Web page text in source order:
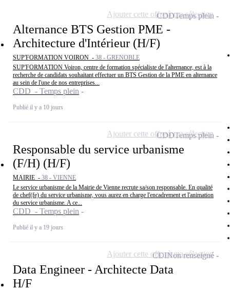
Alternance BTS Gestion PME -
Architecture d'Intérieur (H/F)
SUP'FORMATION VOIRON - 38 - GRENOBLE
SUP'FORMATION Voiron, centre de formation spécialiste de l'alternance, est à la
recherche de candidats souhaitant effectuer un BTS Gestion de la PME en alternance
au sein de l'une de nos entreprises...
CDD - Temps plein
Publié il y a 10 jours
CDDTemps plein
Ajouter cette offre à ma sélection
Responsable du service urbanisme
(F/H) (H/F)
MAIRIE - 38 - VIENNE
Le service urbanisme de la Mairie de Vienne recrute sa/son responsable. En qualité
de chef(fe) du service urbanisme, vous aurez en charge l'encadrement et l'animation
du service urbanisme. A ce...
CDD - Temps plein
Publié il y a 19 jours
CDDTemps plein
Ajouter cette offre à ma sélection
Data Engineer - Architecte Data
H/F
CDINon renseigné
Ajouter cette offre à ma sélection